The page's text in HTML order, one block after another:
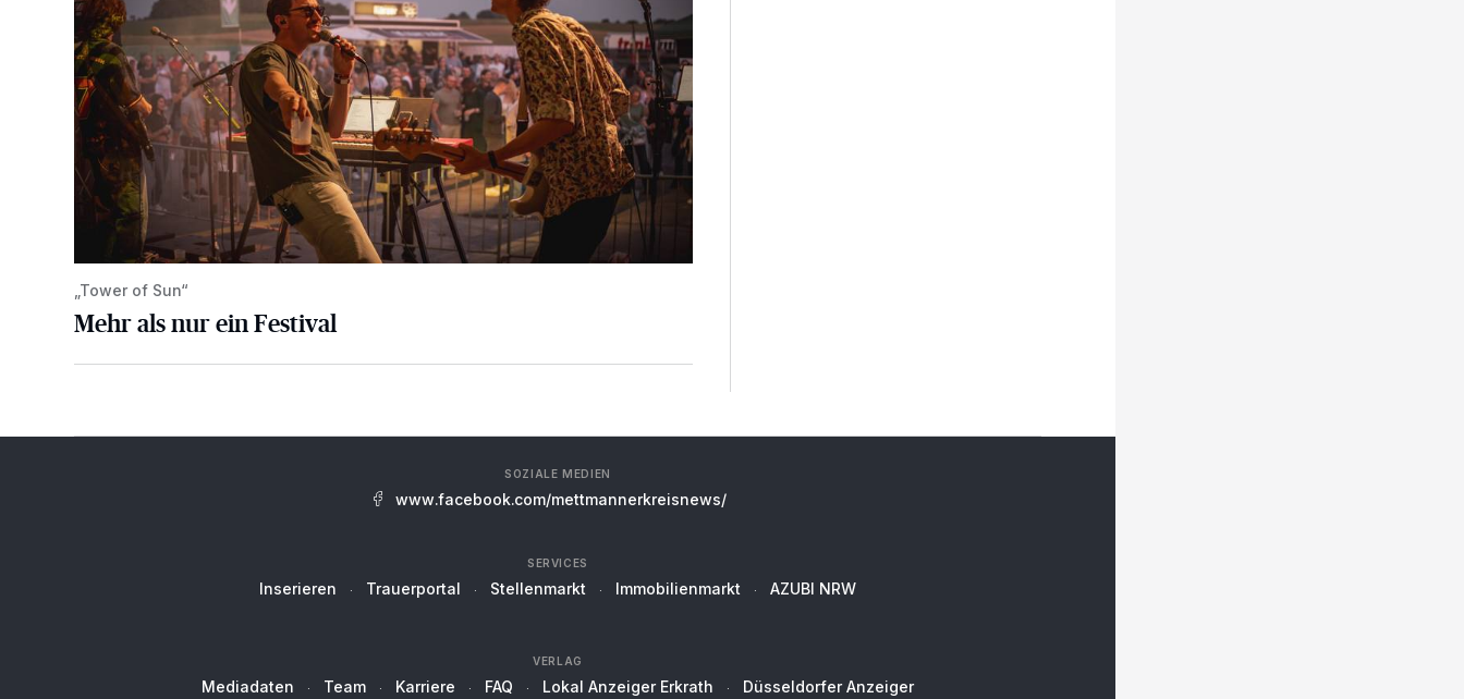
„Tower of Sun“
Mehr als nur ein Festival
SOZIALE MEDIEN
www.facebook.com/mettmannerkreisnews/
SERVICES
Inserieren Trauerportal Stellenmarkt Immobilienmarkt AZUBI NRW
VERLAG
Mediadaten Team Karriere FAQ Lokal Anzeiger Erkrath Düsseldorfer Anzeiger